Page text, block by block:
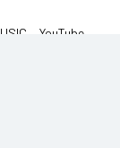
YouTube